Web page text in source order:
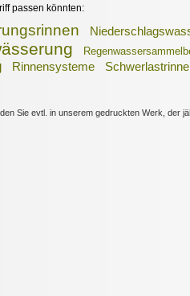
passen könnten:
Rinnensysteme
Sie evtl. in unserem gedruckten Werk, der